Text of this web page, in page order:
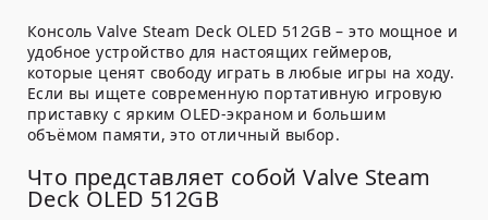
Консоль Valve Steam Deck OLED 512GB – это мощное и
удобное устройство для настоящих геймеров,
которые ценят свободу играть в любые игры на ходу.
Если вы ищете современную портативную игровую
приставку с ярким OLED-экраном и большим
объёмом памяти, это отличный выбор.
Что представляет собой Valve Steam
Deck OLED 512GB